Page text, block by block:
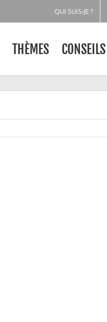
QUI SUIS-JE ?
THÈMES CONSEILS